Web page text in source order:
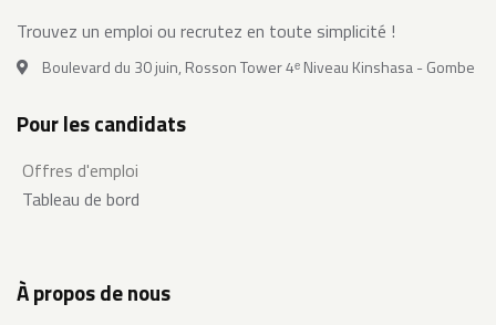
Trouvez un emploi ou recrutez en toute simplicité !
Boulevard du 30 juin, Rosson Tower 4ᵉ Niveau Kinshasa - Gombe
Pour les candidats
Offres d'emploi
Tableau de bord
À propos de nous